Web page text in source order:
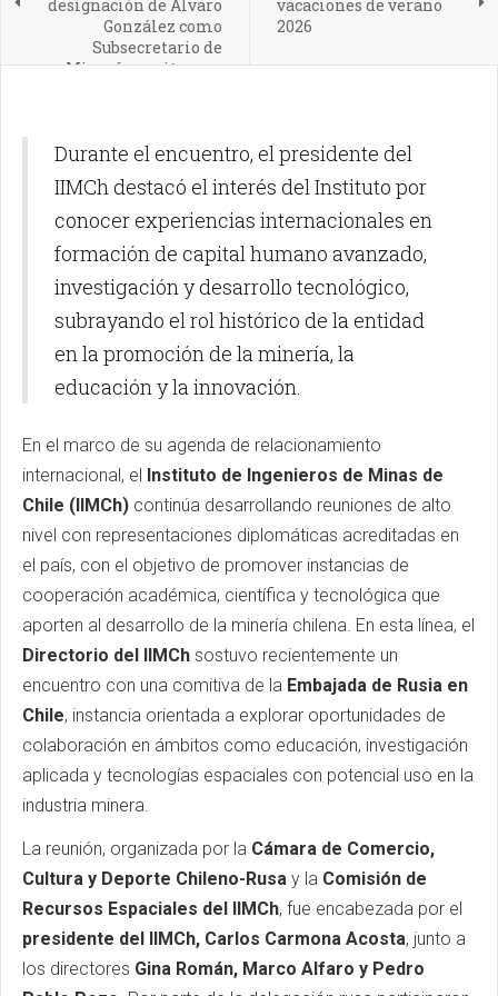
designación de Álvaro
González como
Subsecretario de
Minería y reitera su
vacaciones de verano
2026
Durante el encuentro, el presidente del
IIMCh destacó el interés del Instituto por
conocer experiencias internacionales en
formación de capital humano avanzado,
investigación y desarrollo tecnológico,
subrayando el rol histórico de la entidad
en la promoción de la minería, la
educación y la innovación.
En el marco de su agenda de relacionamiento
internacional, el
Instituto de Ingenieros de Minas de
Chile (IIMCh) continúa desarrollando reuniones de alto
nivel con representaciones diplomáticas acreditadas en
el país, con el objetivo de promover instancias de
cooperación académica, científica y tecnológica que
aporten al desarrollo de la minería chilena. En esta línea, el
Directorio del IIMCh sostuvo recientemente un
encuentro con una comitiva de la Embajada de Rusia en
Chile, instancia orientada a explorar oportunidades de
colaboración en ámbitos como educación, investigación
aplicada y tecnologías espaciales con potencial uso en la
industria minera.
La reunión, organizada por la Cámara de Comercio,
Cultura y Deporte Chileno-Rusa y la Comisión de
Recursos Espaciales del IIMCh, fue encabezada por el
presidente del IIMCh, Carlos Carmona Acosta, junto a
los directores Gina Román, Marco Alfaro y Pedro